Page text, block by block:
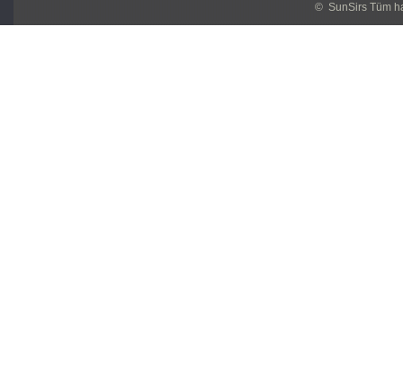
© SunSirs Tüm